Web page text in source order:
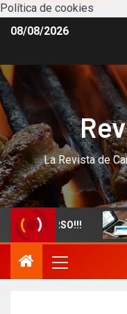
Política de cookies
08/08/2026
La Revista de
CURSO!!!